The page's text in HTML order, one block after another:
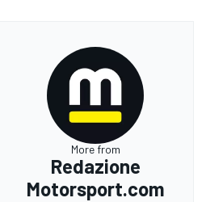
MONOMARCA
More from
Redazione
Motorsport.com